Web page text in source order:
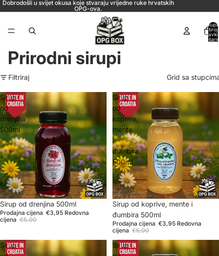
Dobrodošli u svijet okusa koje stvaraju vrijedne ruke hrvatskih
OPG-ova.
broj
stavki
Prirodni sirupi
Filtriraj Grid sa
Sirup
od
drenjina
500ml
Rasprodano
Sirup od drenjina 500ml
Prodajna cijena €3,95 Redovna
cijena €5,00
Sirup
od
koprive,
mente
i
đumbira
500ml
Sniženje
Sirup od koprive, mente i
đumbira 500ml
Prodajna cijena €3,95 Redovna
cijena €5,00
Sirup
Sirup